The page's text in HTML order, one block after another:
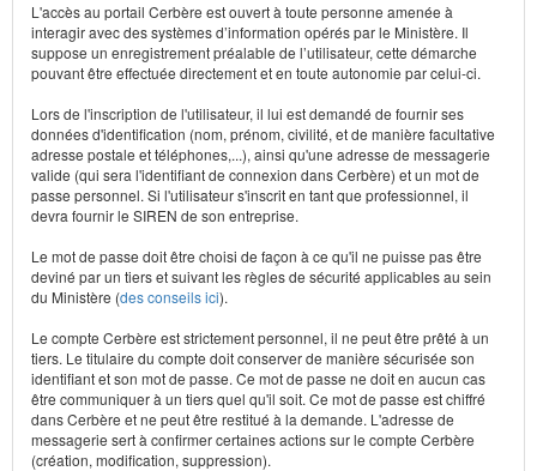
L'accès au portail Cerbère est ouvert à toute personne amenée à
interagir avec des systèmes d’information opérés par le Ministère. Il
suppose un enregistrement préalable de l’utilisateur, cette démarche
pouvant être effectuée directement et en toute autonomie par celui-ci.
Lors de l'inscription de l'utilisateur, il lui est demandé de fournir ses
données d'identification (nom, prénom, civilité, et de manière facultative
adresse postale et téléphones,...), ainsi qu'une adresse de messagerie
valide (qui sera l'identifiant de connexion dans Cerbère) et un mot de
passe personnel. Si l'utilisateur s'inscrit en tant que professionnel, il
devra fournir le SIREN de son entreprise.
Le mot de passe doit être choisi de façon à ce qu'il ne puisse pas être
deviné par un tiers et suivant les règles de sécurité applicables au sein
du Ministère (des conseils ici).
Le compte Cerbère est strictement personnel, il ne peut être prêté à un
tiers. Le titulaire du compte doit conserver de manière sécurisée son
identifiant et son mot de passe. Ce mot de passe ne doit en aucun cas
être communiquer à un tiers quel qu'il soit. Ce mot de passe est chiffré
dans Cerbère et ne peut être restitué à la demande. L'adresse de
messagerie sert à confirmer certaines actions sur le compte Cerbère
(création, modification, suppression).